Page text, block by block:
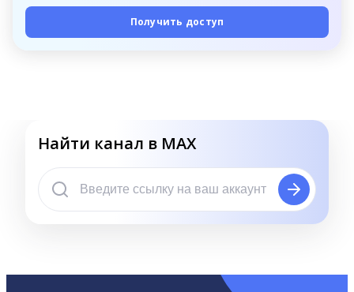
Получить доступ
Найти канал в MAX